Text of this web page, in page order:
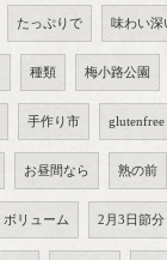
たっぷりで 味わい深
種類 梅小路公園
手作り市 glutenfree
お昼間なら 熟の前
ボリューム 2月3日節分